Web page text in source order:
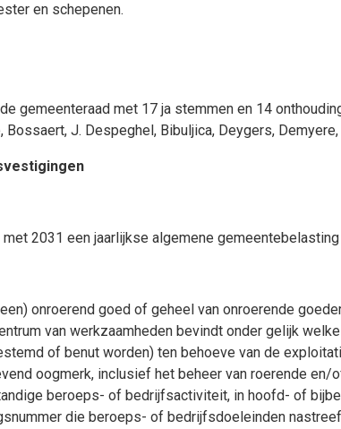
en schepenen.
gemeenteraad met 17 ja stemmen en 14
Bossaert, J. Despeghel, Bibuljica, Deygers,
2031 een jaarlijkse algemene
onroerend goed of geheel van onroerende
van werkzaamheden bevindt onder gelijk
of benut worden) ten behoeve van de
oogmerk, inclusief het beheer van roerende
beroeps- of bedrijfsactiviteit, in hoofd- of
die beroeps- of bedrijfsdoeleinden